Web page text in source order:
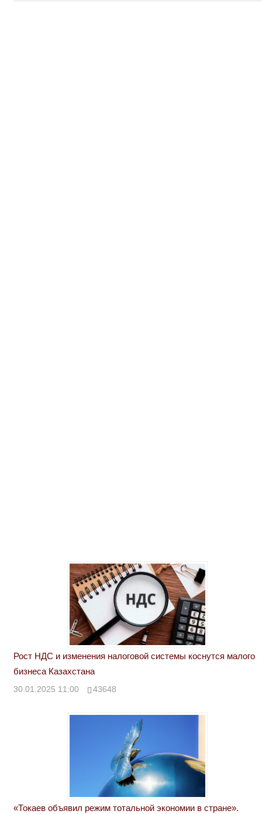
Рост НДС и изменения налоговой системы коснутся малого
бизнеса Казахстана
30.01.2025 11:00 43648
«Токаев объявил режим тотальной экономии в стране».